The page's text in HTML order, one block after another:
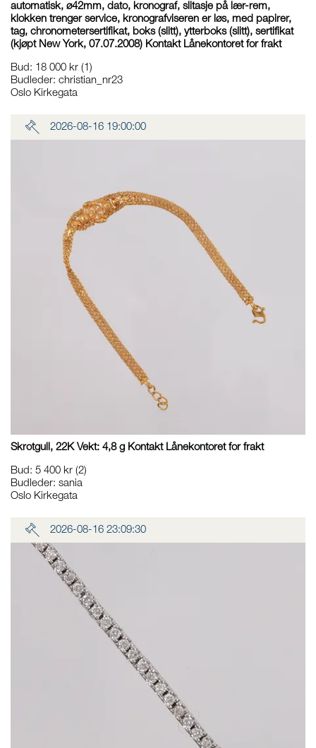
automatisk, ø42mm, dato, kronograf, slitasje på lær-rem,
klokken trenger service, kronografviseren er løs, med papirer,
tag, chronometersertifikat, boks (slitt), ytterboks (slitt), sertifikat
(kjøpt New York, 07.07.2008) Kontakt Lånekontoret for frakt
Bud: 18 000 kr (1)
Budleder: christian_nr23
Oslo Kirkegata
2026-08-16 19:00:00
Skrotgull, 22K Vekt: 4,8 g Kontakt Lånekontoret for frakt
Bud: 5 400 kr (2)
Budleder: sania
Oslo Kirkegata
2026-08-16 23:09:30